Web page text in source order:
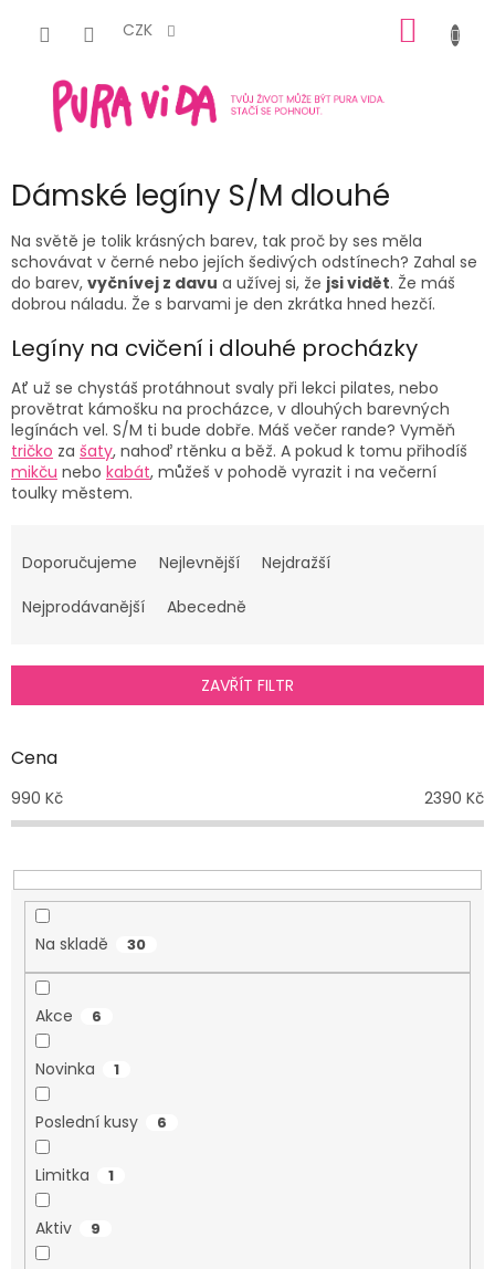
CZK
KOŠÍK
Dámské legíny S/M dlouhé
Na světě je tolik krásných barev, tak proč by ses měla
schovávat v černé nebo jejích šedivých odstínech? Zahal se
do barev, vyčnívej z davu a užívej si, že jsi vidět. Že máš
dobrou náladu. Že s barvami je den zkrátka hned hezčí.
Legíny na cvičení i dlouhé procházky
Ať už se chystáš protáhnout svaly při lekci pilates, nebo
provětrat kámošku na procházce, v dlouhých barevných
legínách vel. S/M ti bude dobře. Máš večer rande? Vyměň
tričko za šaty, nahoď rtěnku a běž. A pokud k tomu přihodíš
mikču nebo kabát, můžeš v pohodě vyrazit i na večerní
toulky městem.
a
e
í
r
d
k
t
Doporučujeme Nejlevnější
Nejdražší
Nejprodávanější
Abecedně
ZAVŘÍT FILTR
Cena
990 Kč 2390 Kč
Na skladě 30
Akce 6
Novinka 1
Poslední kusy 6
Limitka 1
Aktiv 9